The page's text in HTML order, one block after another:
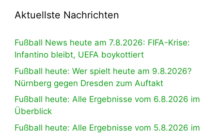
Aktuellste Nachrichten
Fußball News heute am 7.8.2026: FIFA-Krise:
Infantino bleibt, UEFA boykottiert
Fußball heute: Wer spielt heute am 9.8.2026?
Nürnberg gegen Dresden zum Auftakt
Fußball heute: Alle Ergebnisse vom 6.8.2026 im
Überblick
Fußball heute: Alle Ergebnisse vom 5.8.2026 im